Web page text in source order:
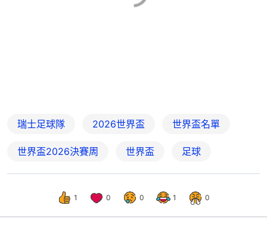
瑞士足球隊 2026世界盃 世界盃名單
世界盃2026決賽周 世界盃 足球
1 0 0 1 0